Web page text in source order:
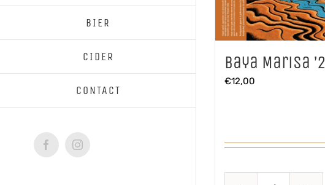
BIER
CIDER
CONTACT
FacebookInstagram
Baya Marisa
€12,00